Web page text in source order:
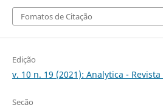
Fomatos de Citação
Edição
v. 10 n. 19 (2021): Analytica -
Seção